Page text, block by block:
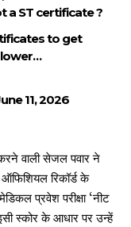
a ST certificate ?
to get
11, 2026
वाली सेजल पवार ने
रिकॉर्ड के
प्रवेश परीक्षा ‘नीट
स्कोर के आधार पर उन्हें